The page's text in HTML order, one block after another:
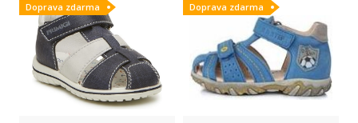
Doprava zdarma Doprava zdarma